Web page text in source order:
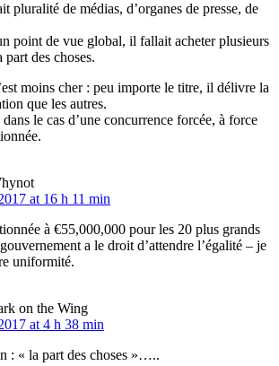
pluralité de médias, d’organes de presse, de
point de vue global, il fallait acheter plusieurs
des choses.
moins cher : peu importe le titre, il délivre la
que les autres.
le cas d’une concurrence forcée, à force
at 16 h 11 min
à €55,000,000 pour les 20 plus grands
a le droit d’attendre l’égalité – je
uniformité.
on the Wing
at 4 h 38 min
: « la part des choses »…..